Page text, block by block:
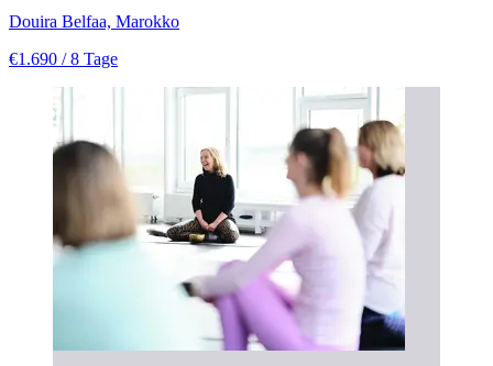
Douira Belfaa, Marokko
€1.690 / 8 Tage